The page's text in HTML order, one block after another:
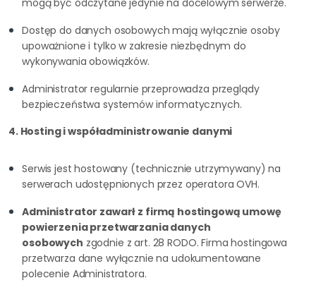
mogą być odczytane jedynie na docelowym serwerze.
Dostęp do danych osobowych mają wyłącznie osoby
upoważnione i tylko w zakresie niezbędnym do
wykonywania obowiązków.
Administrator regularnie przeprowadza przeglądy
bezpieczeństwa systemów informatycznych.
4. Hosting i współadministrowanie danymi
Serwis jest hostowany (technicznie utrzymywany) na
serwerach udostępnionych przez operatora OVH.
Administrator zawarł z firmą hostingową umowę
powierzenia przetwarzania danych
osobowych zgodnie z art. 28 RODO. Firma hostingowa
przetwarza dane wyłącznie na udokumentowane
polecenie Administratora.